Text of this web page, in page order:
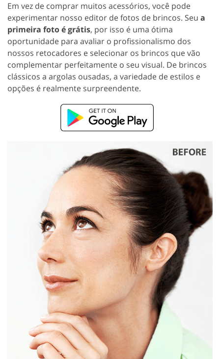
Em vez de comprar muitos acessórios, você pode
experimentar nosso editor de fotos de brincos. Seu a
primeira foto é grátis, por isso é uma ótima
oportunidade para avaliar o profissionalismo dos
nossos retocadores e selecionar os brincos que vão
complementar perfeitamente o seu visual. De brincos
clássicos a argolas ousadas, a variedade de estilos e
opções é realmente surpreendente.